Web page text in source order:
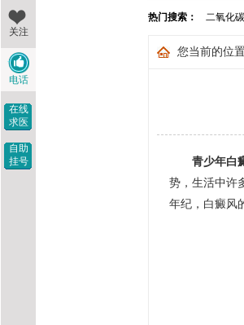
热门搜索： 二氧化碳
您当前的位置
青少年白
势，生活中许
年纪，白癜风
关注
电话
在线
求医
自助
挂号